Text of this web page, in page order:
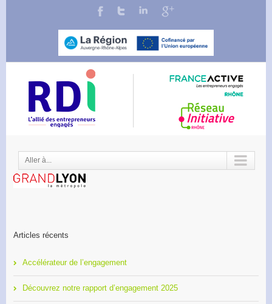
Aller à...
Articles récents
Accélérateur de l’engagement
Découvrez notre rapport d’engagement 2025